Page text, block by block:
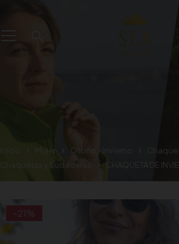
Inicio Mujer Otoño / Invierno
Chaquetas y Sudaderas
CHAQUETA DE
-21%